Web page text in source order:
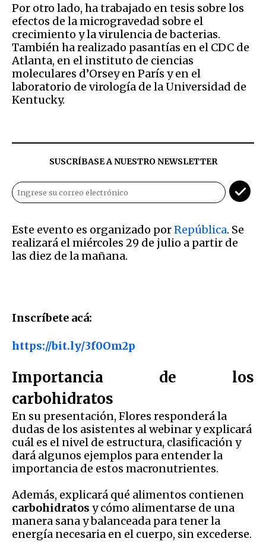
Por otro lado, ha trabajado en tesis sobre los
efectos de la microgravedad sobre el
crecimiento y la virulencia de bacterias.
También ha realizado pasantías en el CDC de
Atlanta, en el instituto de ciencias
moleculares d’Orsey en París y en el
laboratorio de virología de la Universidad de
Kentucky.
SUSCRÍBASE A NUESTRO NEWSLETTER
Este evento es organizado porRepública. Se
realizará el miércoles 29 de julio a partir de
las diez de la mañana.
Inscríbete acá:
https://bit.ly/3f0Om2p
Importancia de los
carbohidratos
En su presentación, Flores responderá la
dudas de los asistentes al webinar y explicará
cuál es el nivel de estructura, clasificación y
dará algunos ejemplos para entender la
importancia de estos macronutrientes.
Además, explicará qué alimentos contienen
carbohidratos y cómo alimentarse de una
manera sana y balanceada para tener la
energía necesaria en el cuerpo, sin excederse.